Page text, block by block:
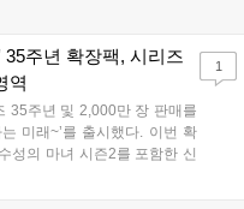
1:2로 패배하고 말았다. T1은
주년 확장팩, 시리즈
역
35주년 및 2,000만 장 판매를
미래~’를 출시했다. 이번 확
성의 마녀 시즌2를 포함한 신
보이며 작품을 완결 짓는다.
1